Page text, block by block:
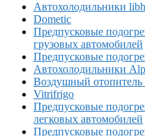
Автохолодильники
Dometic
Предпусковые
грузовых автомобилей
Предпусковые
Автохолодильники
Воздушный отопитель
Vitrifrigo
Предпусковые
легковых автомобилей
Предпусковые